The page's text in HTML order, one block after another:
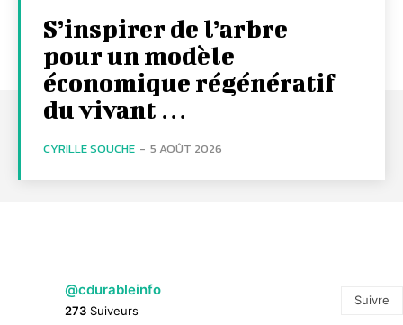
S’inspirer de l’arbre
pour un modèle
économique régénératif
du vivant …
CYRILLE SOUCHE - 5 AOÛT 2026
@cdurableinfo
273 Suiveurs
Suivre